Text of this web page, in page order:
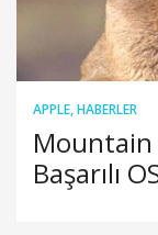
APPLE,HABERLER
Mountain
Başarılı